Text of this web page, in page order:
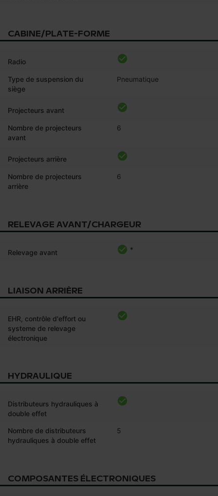
CABINE/PLATE-FORME
Radio
Type de suspension du
siège
Pneumatique
Projecteurs avant
Nombre de projecteurs
avant
6
Projecteurs arrière
Nombre de projecteurs
arrière
6
RELEVAGE AVANT/CHARGEUR
Relevage avant *
LIAISON ARRIÈRE
EHR, contrôle d'effort ou
systeme de relevage
électronique
HYDRAULIQUE
Distributeurs hydrauliques à
double effet
Nombre de distributeurs
hydrauliques à double effet
5
COMPOSANTES ÉLECTRONIQUES